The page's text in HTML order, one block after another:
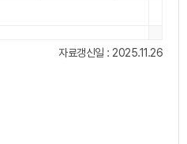
자료갱신일 : 2025.11.26